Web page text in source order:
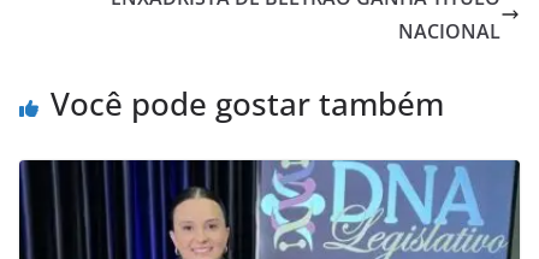
NACIONAL
Você pode gostar também